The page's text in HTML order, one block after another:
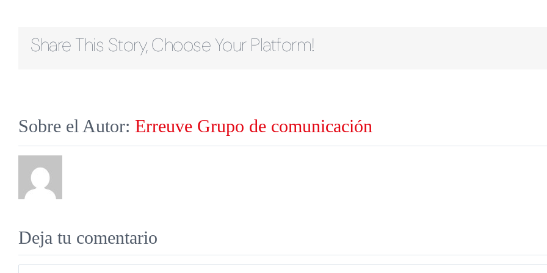
Share This Story, Choose Your Platform!
Sobre el Autor: Erreuve Grupo de comunicación
Deja tu comentario